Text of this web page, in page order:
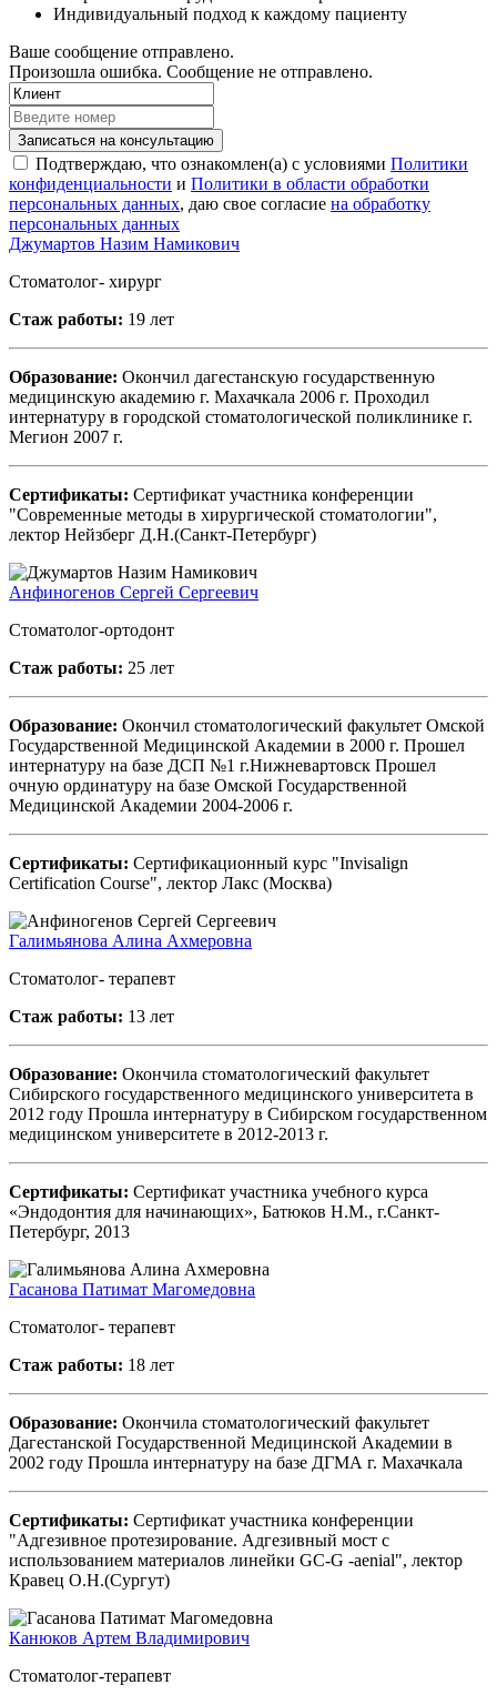
Индивидуальный подход к каждому пациенту
Ваше сообщение отправлено.
Произошла ошибка. Сообщение не отправлено.
Записаться на консультацию
Подтверждаю, что ознакомлен(а) с условиями Политики
конфиденциальности и Политики в области обработки
персональных данных, даю свое согласие на обработку
персональных данных
Джумартов Назим Намикович
Стоматолог- хирург
Стаж работы: 19 лет
Образование: Окончил дагестанскую государственную
медицинскую академию г. Махачкала 2006 г. Проходил
интернатуру в городской стоматологической поликлинике г.
Мегион 2007 г.
Сертификаты: Сертификат участника конференции
"Современные методы в хирургической стоматологии",
лектор Нейзберг Д.Н.(Санкт-Петербург)
Анфиногенов Сергей Сергеевич
Стоматолог-ортодонт
Стаж работы: 25 лет
Образование: Окончил стоматологический факультет Омской
Государственной Медицинской Академии в 2000 г. Прошел
интернатуру на базе ДСП №1 г.Нижневартовск Прошел
очную ординатуру на базе Омской Государственной
Медицинской Академии 2004-2006 г.
Сертификаты: Сертификационный курс "Invisalign
Certification Course", лектор Лакс (Москва)
Галимьянова Алина Ахмеровна
Стоматолог- терапевт
Стаж работы: 13 лет
Образование: Окончила стоматологический факультет
Сибирского государственного медицинского университета в
2012 году Прошла интернатуру в Сибирском государственном
медицинском университете в 2012-2013 г.
Сертификаты: Сертификат участника учебного курса
«Эндодонтия для начинающих», Батюков Н.М., г.Санкт-
Петербург, 2013
Гасанова Патимат Магомедовна
Стоматолог- терапевт
Стаж работы: 18 лет
Образование: Окончила стоматологический факультет
Дагестанской Государственной Медицинской Академии в
2002 году Прошла интернатуру на базе ДГМА г. Махачкала
Сертификаты: Сертификат участника конференции
"Адгезивное протезирование. Адгезивный мост с
использованием материалов линейки GC-G -aenial", лектор
Кравец О.Н.(Сургут)
Канюков Артем Владимирович
Стоматолог-терапевт